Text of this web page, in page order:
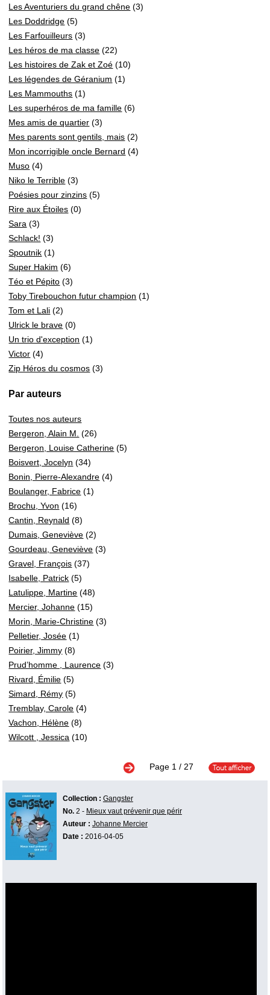
Les Aventuriers du grand chêne (3)
Les Doddridge (5)
Les Farfouilleurs (3)
Les héros de ma classe (22)
Les histoires de Zak et Zoé (10)
Les légendes de Géranium (1)
Les Mammouths (1)
Les superhéros de ma famille (6)
Mes amis de quartier (3)
Mes parents sont gentils, mais (2)
Mon incorrigible oncle Bernard (4)
Muso (4)
Niko le Terrible (3)
Poésies pour zinzins (5)
Rire aux Étoiles (0)
Sara (3)
Schlack! (3)
Spoutnik (1)
Super Hakim (6)
Téo et Pépito (3)
Toby Tirebouchon futur champion (1)
Tom et Lali (2)
Ulrick le brave (0)
Un trio d'exception (1)
Victor (4)
Zip Héros du cosmos (3)
Par auteurs
Toutes nos auteurs
Bergeron, Alain M. (26)
Bergeron, Louise Catherine (5)
Boisvert, Jocelyn (34)
Bonin, Pierre-Alexandre (4)
Boulanger, Fabrice (1)
Brochu, Yvon (16)
Cantin, Reynald (8)
Dumais, Geneviève (2)
Gourdeau, Geneviève (3)
Gravel, François (37)
Isabelle, Patrick (5)
Latulippe, Martine (48)
Mercier, Johanne (15)
Morin, Marie-Christine (3)
Pelletier, Josée (1)
Poirier, Jimmy (8)
Prud’homme , Laurence (3)
Rivard, Émilie (5)
Simard, Rémy (5)
Tremblay, Carole (4)
Vachon, Hélène (8)
Wilcott , Jessica (10)
Page 1/ 27
Collection : Gangster
No.2 - Mieux vaut prévenir que périr
Auteur : Johanne Mercier
Date : 2016-04-05